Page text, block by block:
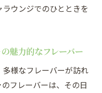
ウンジでのひとときを
魅力的なフレーバー
様なフレーバーが訪れ
フレーバーは、その日